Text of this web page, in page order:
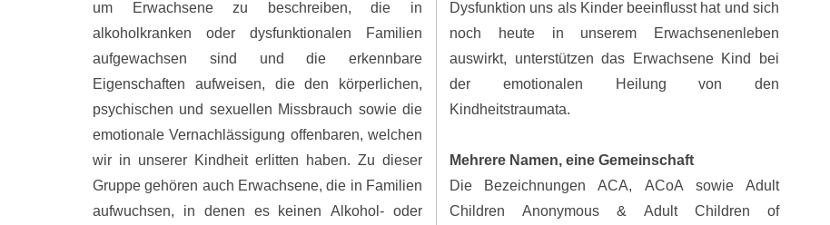
um Erwachsene zu beschreiben, die in
alkoholkranken oder dysfunktionalen Familien
aufgewachsen sind und die erkennbare
Eigenschaften aufweisen, die den körperlichen,
psychischen und sexuellen Missbrauch sowie die
emotionale Vernachlässigung offenbaren, welchen
wir in unserer Kindheit erlitten haben. Zu dieser
Gruppe gehören auch Erwachsene, die in Familien
aufwuchsen, in denen es keinen Alkohol- oder
Dysfunktion uns als Kinder beeinflusst hat und sich
noch heute in unserem Erwachsenenleben
auswirkt, unterstützen das Erwachsene Kind bei
der emotionalen Heilung von den
Kindheitstraumata.
Mehrere Namen, eine Gemeinschaft
Die Bezeichnungen ACA, ACoA sowie Adult
Children Anonymous & Adult Children of